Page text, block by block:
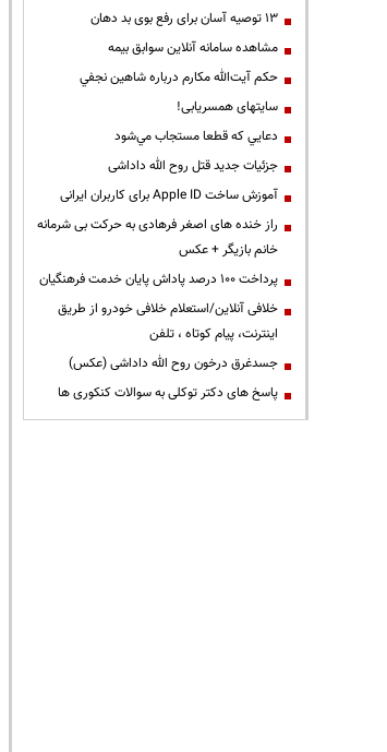
13 توصیه آسان برای رفع بوی بد دهان
مشاهده سامانه آنلاين سوابق بیمه
حكم آيت‌الله مكارم درباره شاهين نجفي
سایتهای همسریابی!
دعايي كه قطعا مستجاب مي‌شود
جزئیات جدید قتل روح الله داداشی
آموزش ساخت Apple ID برای کاربران ایرانی
راز خنده های اصغر فرهادی به حرکت بی شرمانه
خانم بازیگر + عکس
پرداخت ۱۰۰ درصد پاداش پایان خدمت فرهنگیان
خلافی آنلاین/استعلام خلافی خودرو از طریق
اینترنت، پیام کوتاه ، تلفن
جسدغرق درخون روح الله داداشی (عکس)
پاسخ های دکتر توکلی به سوالات کنکوری ها